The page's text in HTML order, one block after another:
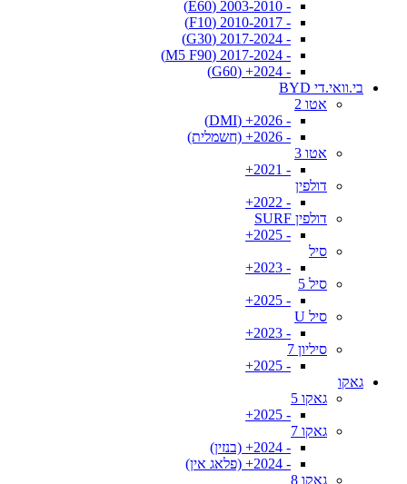
- 2003-2010 (E60)
- 2010-2017 (F10)
- 2017-2024 (G30)
- 2017-2024 (M5 F90)
- 2024+ (G60)
בי.וואי.די BYD
אטו 2
- 2026+ (DMI)
- 2026+ (חשמלית)
אטו 3
- 2021+
דולפין
- 2022+
דולפין SURF
- 2025+
סיל
- 2023+
סיל 5
- 2025+
סיל U
- 2023+
סיליון 7
- 2025+
גאקו
גאקו 5
- 2025+
גאקו 7
- 2024+ (בנזין)
- 2024+ (פלאג אין)
גאקו 8